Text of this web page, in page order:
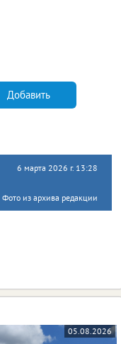
Добавить
6 марта 2026 г. 13:28
Фото из архива редакции
05.08.2026